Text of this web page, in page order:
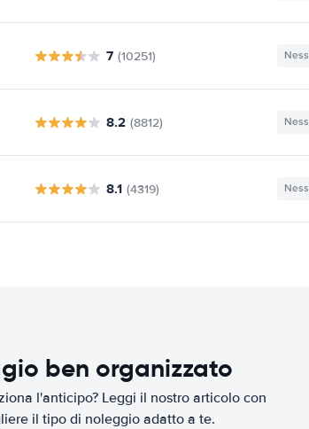
7 (10251)
8.2 (8812)
8.1 (4319)
ben organizzato
l'anticipo? Leggi il nostro articolo con
il tipo di noleggio adatto a te.